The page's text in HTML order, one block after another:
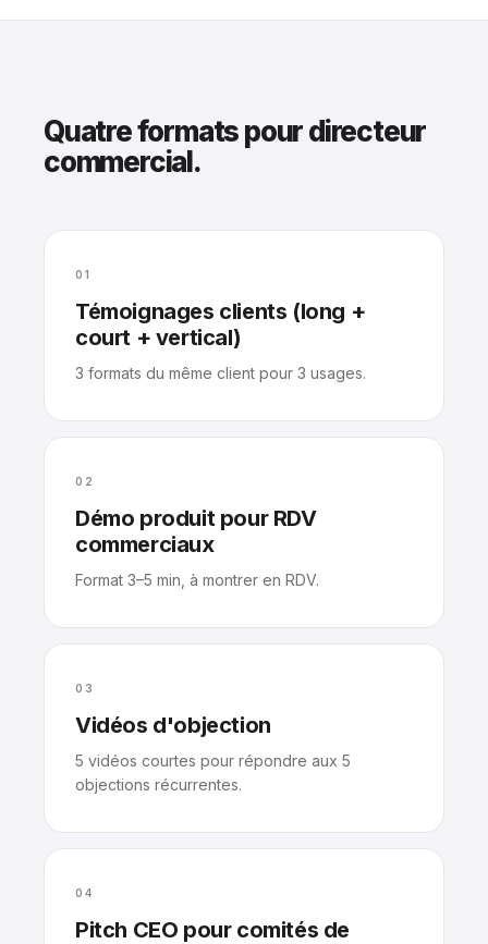
Quatre formats pour directeur
commercial.
01
Témoignages clients (long +
court + vertical)
3 formats du même client pour 3 usages.
02
Démo produit pour RDV
commerciaux
Format 3–5 min, à montrer en RDV.
03
Vidéos d'objection
5 vidéos courtes pour répondre aux 5
objections récurrentes.
04
Pitch CEO pour comités de